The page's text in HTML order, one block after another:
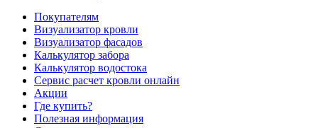
Покупателям
Визуализатор кровли
Визуализатор фасадов
Калькулятор забора
Калькулятор водостока
Сервис расчет кровли онлайн
Акции
Где купить?
Полезная информация